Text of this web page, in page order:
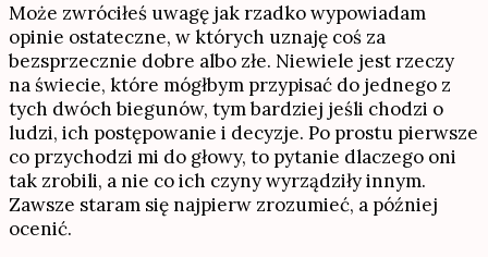
Może zwróciłeś uwagę jak rzadko wypowiadam
opinie ostateczne, w których uznaję coś za
bezsprzecznie dobre albo złe. Niewiele jest rzeczy
na świecie, które mógłbym przypisać do jednego z
tych dwóch biegunów, tym bardziej jeśli chodzi o
ludzi, ich postępowanie i decyzje. Po prostu pierwsze
co przychodzi mi do głowy, to pytanie dlaczego oni
tak zrobili, a nie co ich czyny wyrządziły innym.
Zawsze staram się najpierw zrozumieć, a później
ocenić.